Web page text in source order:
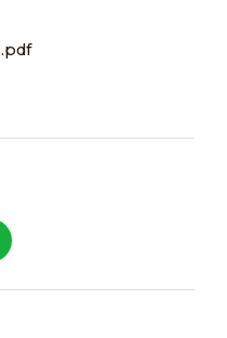
.pdf